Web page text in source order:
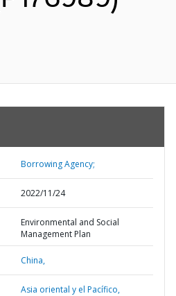
Borrowing Agency;
2022/11/24
Environmental and Social
Management Plan
China,
Asia oriental y el Pacífico,